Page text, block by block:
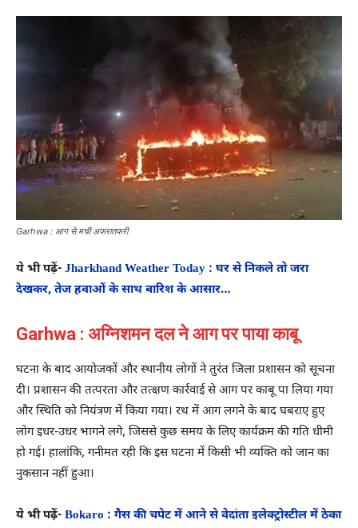
Garhwa : आग से मची अफरातफरी
ये भी पढ़ें- Jharkhand Weather Today : घर से निकले तो जरा
देखकर, तेज हवाओं के साथ बारिश के आसार…
Garhwa : अग्निशमन दल ने आग पर पाया काबू
घटना के बाद आयोजकों और स्थानीय लोगों ने तुरंत जिला प्रशासन को सूचना
दी। प्रशासन की तत्परता और तत्क्षण कार्रवाई से आग पर काबू पा लिया गया
और स्थिति को नियंत्रण में किया गया। रथ में आग लगने के बाद घबराए हुए
लोग इधर-उधर भागने लगे, जिससे कुछ समय के लिए कार्यक्रम की गति धीमी
हो गई। हालांकि, गनीमत रही कि इस घटना में किसी भी व्यक्ति को जान का
नुकसान नहीं हुआ।
ये भी पढ़ें- Bokaro : गैस की चपेट में आने से वेदांता इलेक्ट्रोस्टील में ठेका